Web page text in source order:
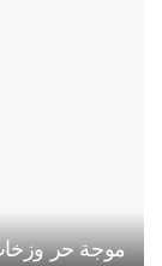
موجة حر